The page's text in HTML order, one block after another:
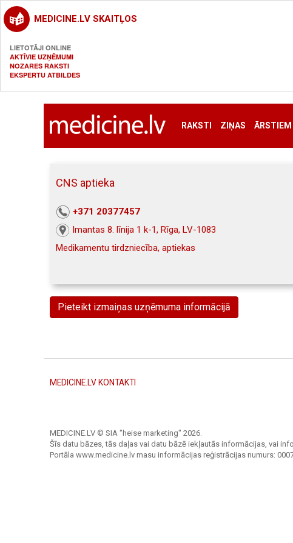
MEDICINE.LV SKAITĻOS
LIETOTĀJI ONLINE
AKTĪVIE UZŅĒMUMI
NOZARES RAKSTI
EKSPERTU ATBILDES
RAKSTI ZIŅAS ĀRSTIEM
CNS aptieka
+371 20377457
Imantas 8. līnija 1 k-1, Rīga, LV-1083
Medikamentu tirdzniecība, aptiekas
Pieteikt izmaiņas uzņēmuma informācijā
MEDICINE.LV KONTAKTI
MEDICINE.LV © SIA "heise marketing" 2026.
Šīs datu bāzes, tās daļas vai datu bāzē iekļautās informācijas, vai
Portāla www.medicine.lv masu informācijas reģistrācijas numurs: